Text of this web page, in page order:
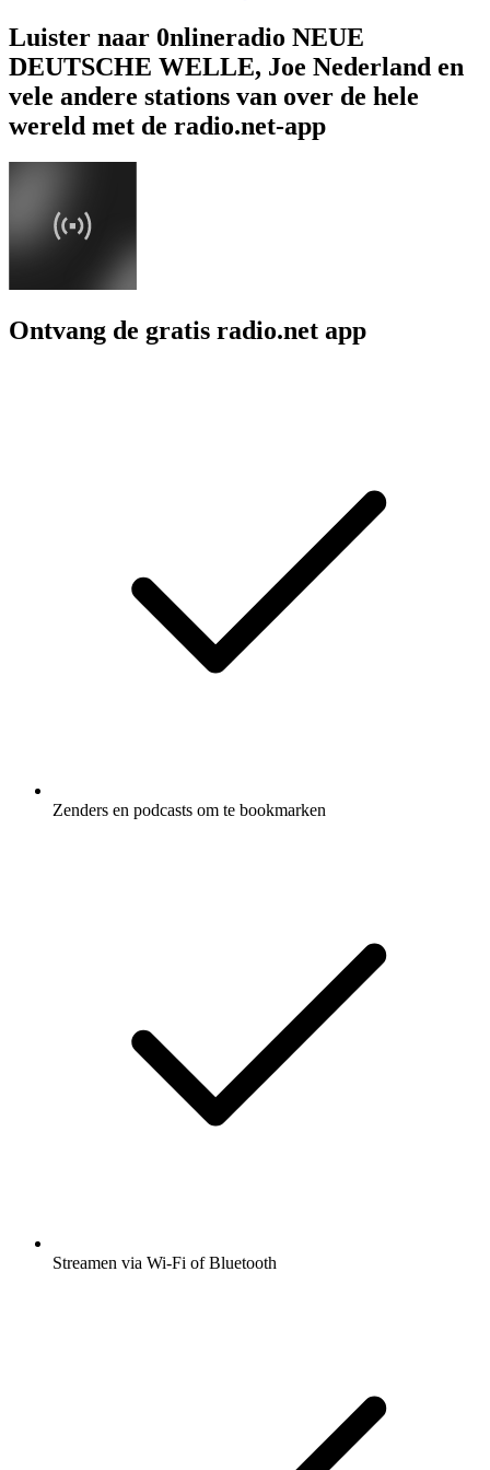
Luister naar 0nlineradio NEUE
DEUTSCHE WELLE, Joe Nederland en
vele andere stations van over de hele
wereld met de radio.net-app
Ontvang de gratis radio.net app
Zenders en podcasts om te bookmarken
Streamen via Wi-Fi of Bluetooth